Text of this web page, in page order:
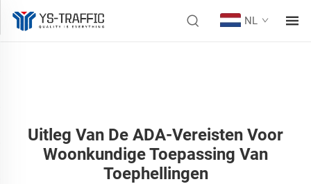
NL
Uitleg Van De ADA-Vereisten Voor
Woonkundige Toepassing Van
Toephellingen